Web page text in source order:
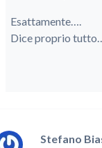
Esattamente….
Dice proprio
Stefano